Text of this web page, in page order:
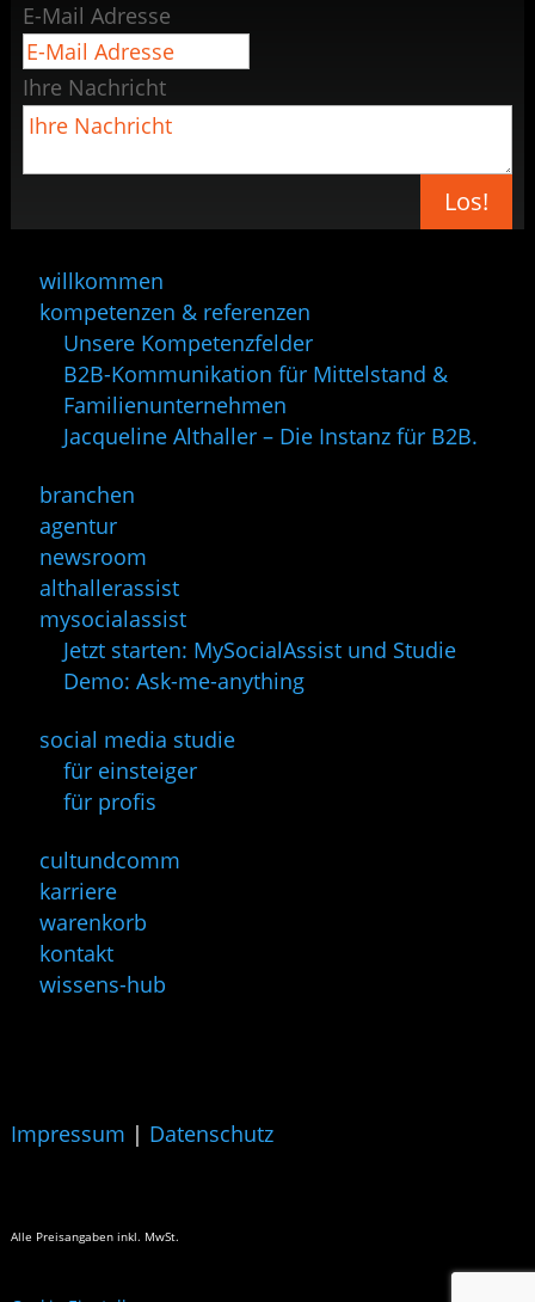
E-Mail Adresse
Ihre Nachricht
Los!
willkommen
kompetenzen & referenzen
Unsere Kompetenzfelder
B2B-Kommunikation für Mittelstand &
Familienunternehmen
Jacqueline Althaller – Die Instanz für B2B.
branchen
agentur
newsroom
althallerassist
mysocialassist
Jetzt starten: MySocialAssist und Studie
Demo: Ask-me-anything
social media studie
für einsteiger
für profis
cultundcomm
karriere
warenkorb
kontakt
wissens-hub
Impressum | Datenschutz
Alle Preisangaben inkl. MwSt.